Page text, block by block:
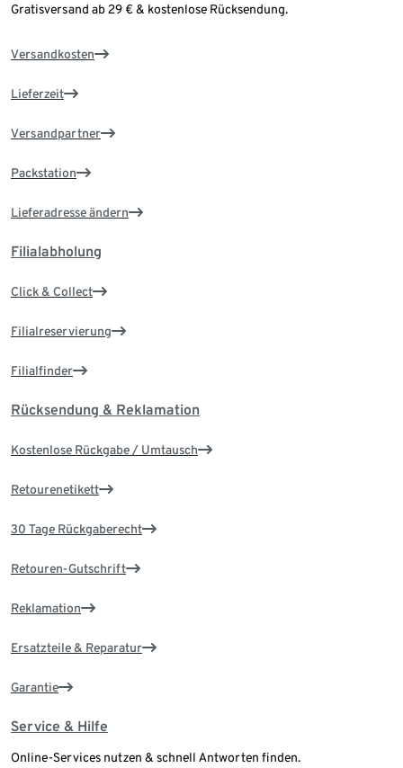
Gratisversand ab 29 € & kostenlose Rücksendung.
Versandkosten
Lieferzeit
Versandpartner
Packstation
Lieferadresse ändern
Filialabholung
Click & Collect
Filialreservierung
Filialfinder
Rücksendung & Reklamation
Kostenlose Rückgabe / Umtausch
Retourenetikett
30 Tage Rückgaberecht
Retouren-Gutschrift
Reklamation
Ersatzteile & Reparatur
Garantie
Service & Hilfe
Online-Services nutzen & schnell Antworten finden.